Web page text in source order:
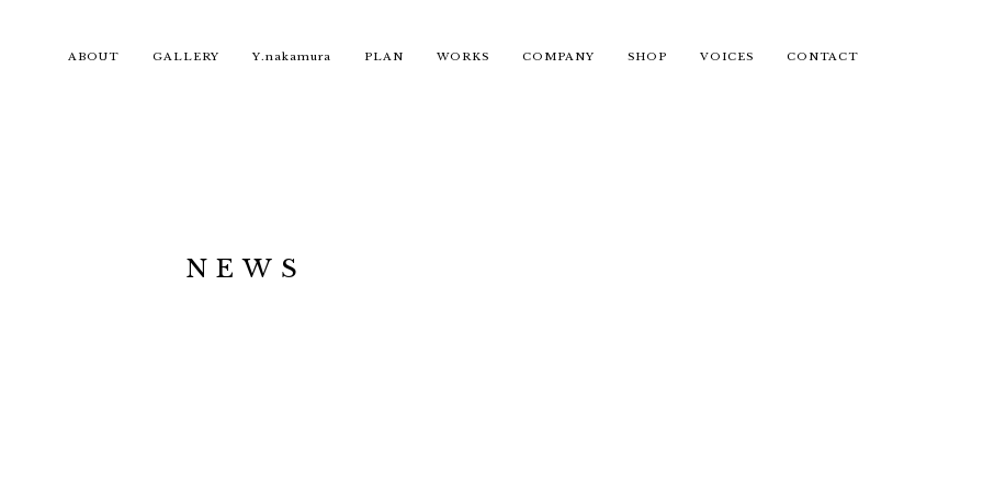
ABOUT GALLERY Y.nakamura PLAN WORKS COMPANY SHOP VOICES CONTACT
NEWS